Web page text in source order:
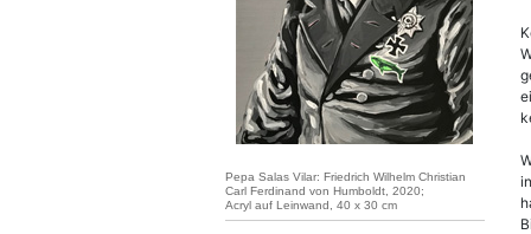
Pepa Salas Vilar: Friedrich Wilhelm Christian
Carl Ferdinand von Humboldt, 2020;
Acryl auf Leinwand, 40 x 30 cm